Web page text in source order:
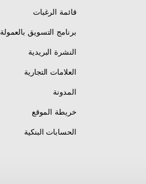
قائمة الرغبات
برنامج التسويق بالعمولة
النشرة البريدية
العلامات التجارية
المدونة
خريطة الموقع
الحسابات البنكية